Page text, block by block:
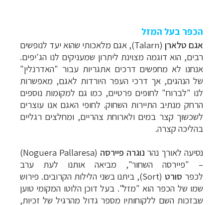
הכפר בעל המזל
אגם טלארן (
Talarn), אגם מלאכותי שהוא יעד לנופשים
רבים, הוא דוגמה מצוינת ליתרון שמעניקים לנו הג'יפים.
אנחנו לא מחפשים דרכים אתגריות עבור "האדרנלין"
של הנהגים, אך דרכי העפר היורדות לאגם, מאפשרות
לנו "לברוח" לחופים פרטיים, כמו גם למקומות נוספים
הרחק מנתיב התיירות השחוק. לחופי האגם אנו עוצרים
לשכשוך קצר במים ולארוחת צהריים, ומחלצים רגליים
בהליכה קצרה.
נסיעה לאורך נהר נוגרה פיירסה (
Noguera Pallaresa
)
– "פיירסה השחור", מביאה אותנו לעת ערב
לכפר סורט(
Sort), ביתנו בשני הלילות הקרובים. פירוש
שמו של הכפר הוא "מזל". בעל דוכן הלוטו המקומי טוען
שבזכות השם ללקוחותיו מספר גדול מהרגיל של זכיות,